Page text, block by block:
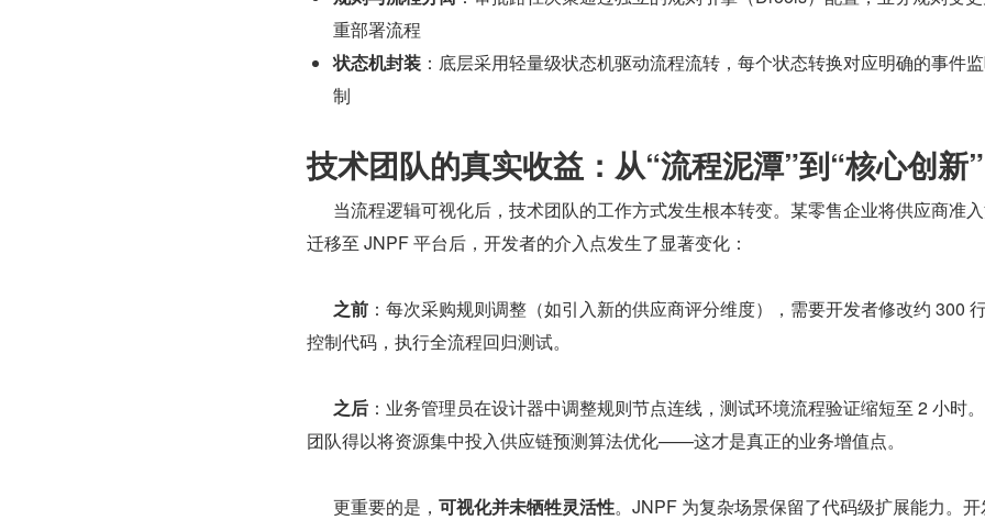
重部署流程
状态机封装 ：底层采用轻量级状态机驱动流程流转，每个状态转换对应明确的事件
制
技术团队的真实收益：从“流程泥潭”到“核心创新”
迁移至 JNPF 平台后，开发者的介入点发生了显著变化：
之前 ：每次采购规则调整（如引入新的供应商评分维度），需要开发者修改约 300
控制代码，执行全流程回归测试。
之后 ：业务管理员在设计器中调整规则节点连线，测试环境流程验证缩短至 2 小时
团队得以将资源集中投入供应链预测算法优化——这才是真正的业务增值点。
      更重要的是，
可视化并未牺牲灵活性。JNPF 为复杂场景保留了代码级扩展能力。